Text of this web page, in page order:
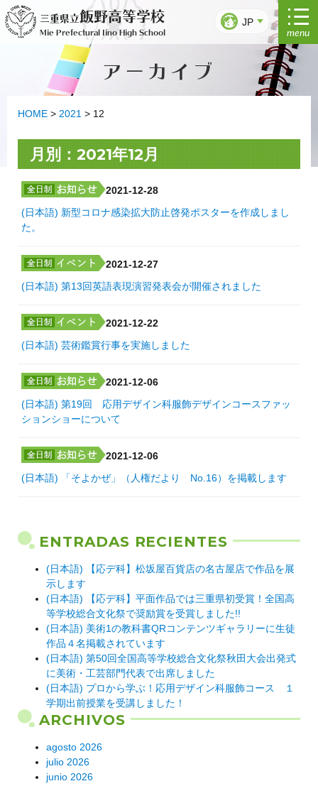
al
contenido
三重県立飯野高等学校
Mie Prefectural Iino High School
JP
menu
アーカイブ
HOME > 2021 > 12
月別：2021年12月
2021-12-28
(日本語) 新型コロナ感染拡大防止啓発ポスターを作成しまし
た。
2021-12-27
(日本語) 第13回英語表現演習発表会が開催されました
2021-12-22
(日本語) 芸術鑑賞行事を実施しました
2021-12-06
(日本語) 第19回 応用デザイン科服飾デザインコースファッ
ションショーについて
2021-12-06
(日本語) 「そよかぜ」（人権だより No.16）を掲載します
ENTRADAS RECIENTES
(日本語) 【応デ科】松坂屋百貨店の名古屋店で作品を展
示します
(日本語) 【応デ科】平面作品では三重県初受賞！全国高
等学校総合文化祭で奨励賞を受賞しました!!
(日本語) 美術1の教科書QRコンテンツギャラリーに生徒
作品４名掲載されています
(日本語) 第50回全国高等学校総合文化祭秋田大会出発式
に美術・工芸部門代表で出席しました
(日本語) プロから学ぶ！応用デザイン科服飾コース １
学期出前授業を受講しました！
ARCHIVOS
agosto 2026
julio 2026
junio 2026